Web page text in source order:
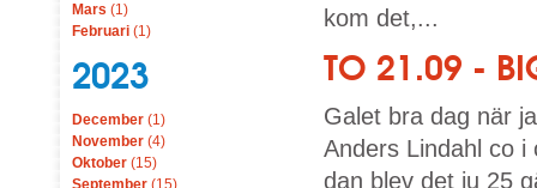
Mars (1)
Februari (1)
2023
December (1)
November (4)
Oktober (15)
September (15)
kom det,...
TO 21.09 -
Galet bra dag när
Anders Lindahl co
dan blev det ju 25